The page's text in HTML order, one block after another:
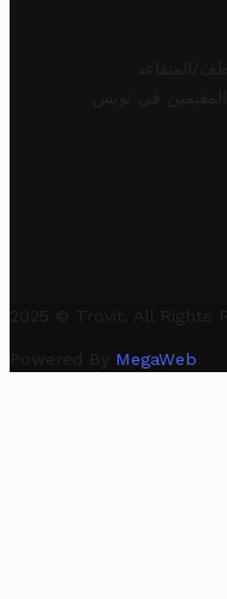
المتقاعد
في تونس
2025 © Trovit. All Rights
Powered By MegaWeb